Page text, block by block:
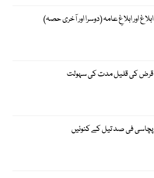
ابلاغ اور ابلاغِ عامہ (دوسرا اور آخری حصہ)
قرض کی قلیل مدت کی سہولت
پچاسی فی صد تیل کے کنوئیں